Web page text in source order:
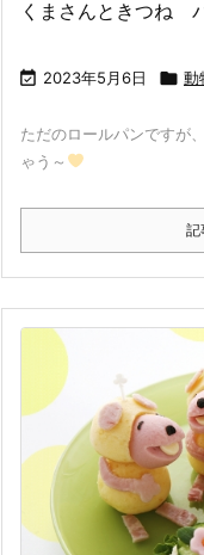
くまさんときつね
 2023年5月6日  動
ただのロールパンですが
ゃう～
記